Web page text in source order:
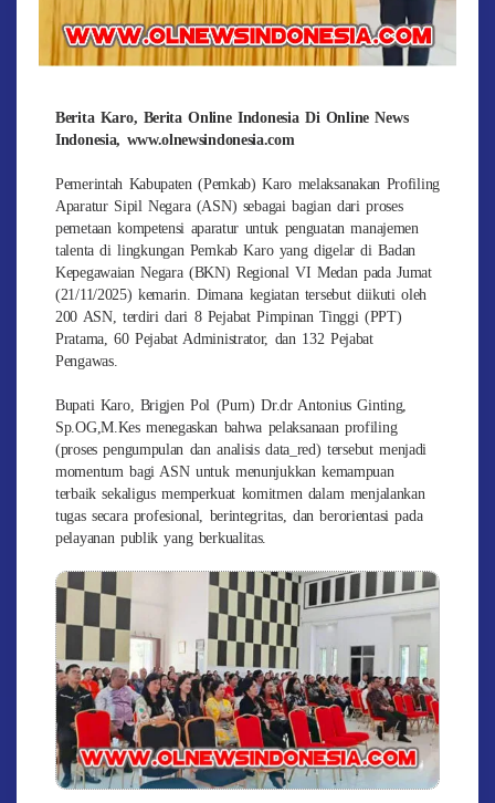
Berita Karo, Berita Online Indonesia Di Online News
Indonesia, www.olnewsindonesia.com
Pemerintah Kabupaten (Pemkab) Karo melaksanakan Profiling
Aparatur Sipil Negara (ASN) sebagai bagian dari proses
pemetaan kompetensi aparatur untuk penguatan manajemen
talenta di lingkungan Pemkab Karo yang digelar di Badan
Kepegawaian Negara (BKN) Regional VI Medan pada Jumat
(21/11/2025) kemarin. Dimana kegiatan tersebut diikuti oleh
200 ASN, terdiri dari 8 Pejabat Pimpinan Tinggi (PPT)
Pratama, 60 Pejabat Administrator, dan 132 Pejabat
Pengawas.
Bupati Karo, Brigjen Pol (Purn) Dr.dr Antonius Ginting,
Sp.OG,M.Kes menegaskan bahwa pelaksanaan profiling
(proses pengumpulan dan analisis data_red) tersebut menjadi
momentum bagi ASN untuk menunjukkan kemampuan
terbaik sekaligus memperkuat komitmen dalam menjalankan
tugas secara profesional, berintegritas, dan berorientasi pada
pelayanan publik yang berkualitas.